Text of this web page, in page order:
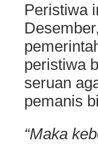
Peristiwa
peristiwa
seruan
pemanis
“Maka